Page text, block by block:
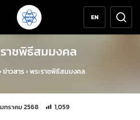
EN
าชพิธีสมมงคล
›ข่าวสาร›พระราชพิธีสมมงคล
มกราคม 2568 แก้ไขล่าสุดเมื่อ:
จำนวนการเข้าชม 1,059 ครั้ง
1,059